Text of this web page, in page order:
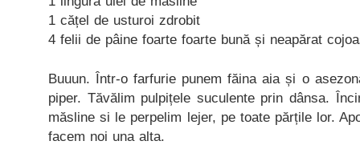
1 cățel de usturoi zdrobit
4 felii de pâine foarte foarte bună și neapărat
Buuun. Într-o farfurie punem făina aia și o
piper. Tăvălim pulpițele suculente prin dânsa.
măsline si le perpelim lejer, pe toate părțile lor.
facem noi una alta.